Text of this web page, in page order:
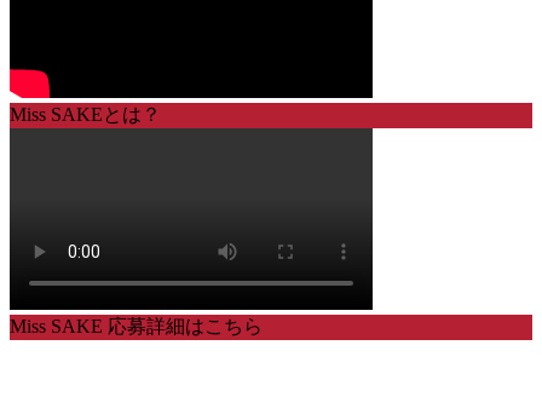
Miss SAKEとは？
Miss SAKE 応募詳細はこちら